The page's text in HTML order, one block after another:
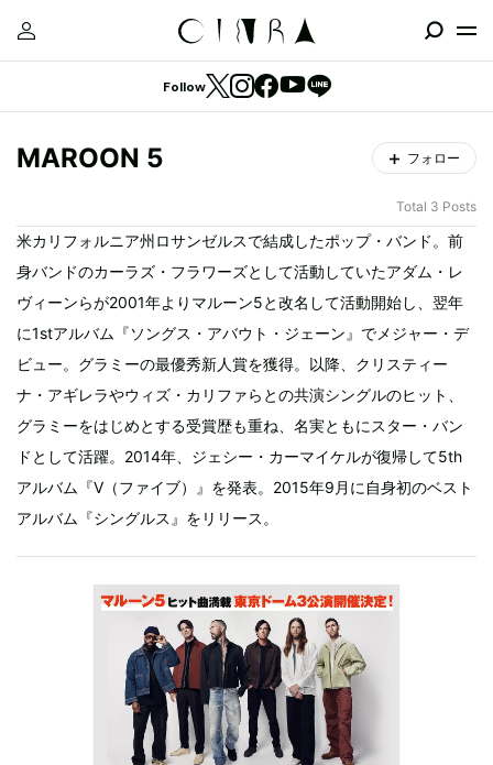
Follow
MAROON 5 フォロー
Total 3 Posts
米カリフォルニア州ロサンゼルスで結成したポップ・バンド。前
身バンドのカーラズ・フラワーズとして活動していたアダム・レ
ヴィーンらが2001年よりマルーン5と改名して活動開始し、翌年
に1stアルバム『ソングス・アバウト・ジェーン』でメジャー・デ
ビュー。グラミーの最優秀新人賞を獲得。以降、クリスティー
ナ・アギレラやウィズ・カリファらとの共演シングルのヒット、
グラミーをはじめとする受賞歴も重ね、名実ともにスター・バン
ドとして活躍。2014年、ジェシー・カーマイケルが復帰して5th
アルバム『V（ファイブ）』を発表。2015年9月に自身初のベスト
アルバム『シングルス』をリリース。